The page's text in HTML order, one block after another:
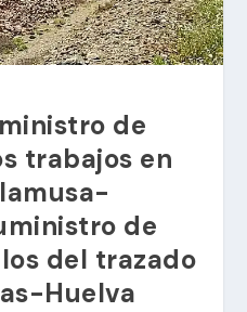
de
trabajos en
de
del trazado
Huelva